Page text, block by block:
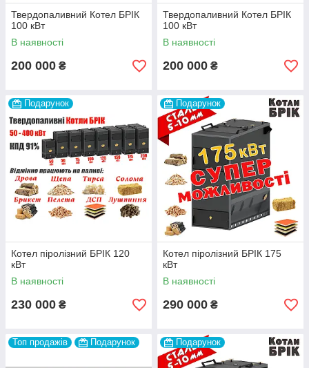
Твердопаливний Котел БРІК
100 кВт
В наявності
200 000 ₴
Твердопаливний Котел БРІК
100 кВт
В наявності
200 000 ₴
Подарунок
Котел піролізний БРІК 120
кВт
В наявності
230 000 ₴
Подарунок
Котел піролізний БРІК 175
кВт
В наявності
290 000 ₴
Топ продажів Подарунок Подарунок